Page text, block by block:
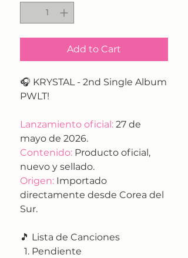
Add to Cart
🎧 KRYSTAL - 2nd Single Album
PWLT!
Lanzamiento oficial: 27 de
mayo de 2026.
Contenido: Producto oficial,
nuevo y sellado.
Origen: Importado
directamente desde Corea del
Sur.
🎵 Lista de Canciones
Pendiente